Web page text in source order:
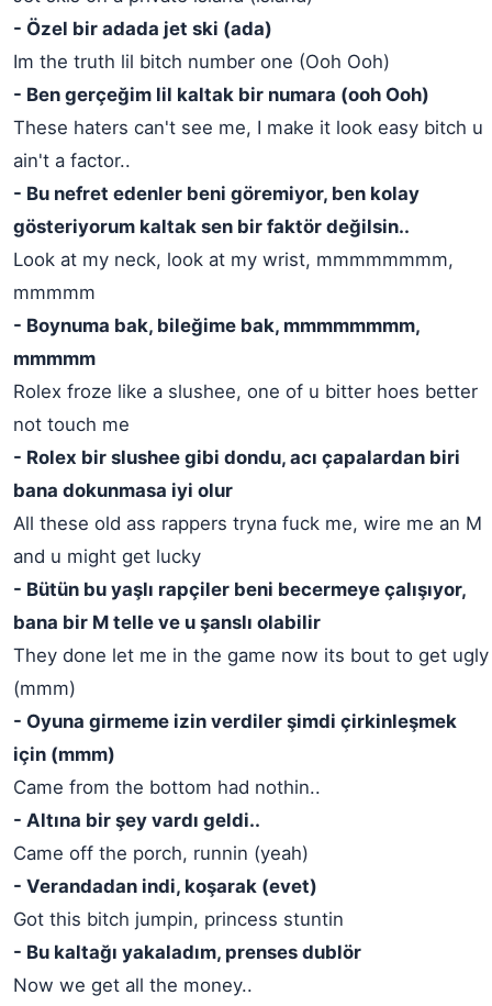
- Özel bir adada jet ski (ada)
Im the truth lil bitch number one (Ooh Ooh)
- Ben gerçeğim lil kaltak bir numara (ooh Ooh)
These haters can't see me, I make it look easy bitch u
ain't a factor..
- Bu nefret edenler beni göremiyor, ben kolay
gösteriyorum kaltak sen bir faktör değilsin..
Look at my neck, look at my wrist, mmmmmmmm,
mmmmm
- Boynuma bak, bileğime bak, mmmmmmmm,
mmmmm
Rolex froze like a slushee, one of u bitter hoes better
not touch me
- Rolex bir slushee gibi dondu, acı çapalardan biri
bana dokunmasa iyi olur
All these old ass rappers tryna fuck me, wire me an M
and u might get lucky
- Bütün bu yaşlı rapçiler beni becermeye çalışıyor,
bana bir M telle ve u şanslı olabilir
They done let me in the game now its bout to get ugly
(mmm)
- Oyuna girmeme izin verdiler şimdi çirkinleşmek
için (mmm)
Came from the bottom had nothin..
- Altına bir şey vardı geldi..
Came off the porch, runnin (yeah)
- Verandadan indi, koşarak (evet)
Got this bitch jumpin, princess stuntin
- Bu kaltağı yakaladım, prenses dublör
Now we get all the money..